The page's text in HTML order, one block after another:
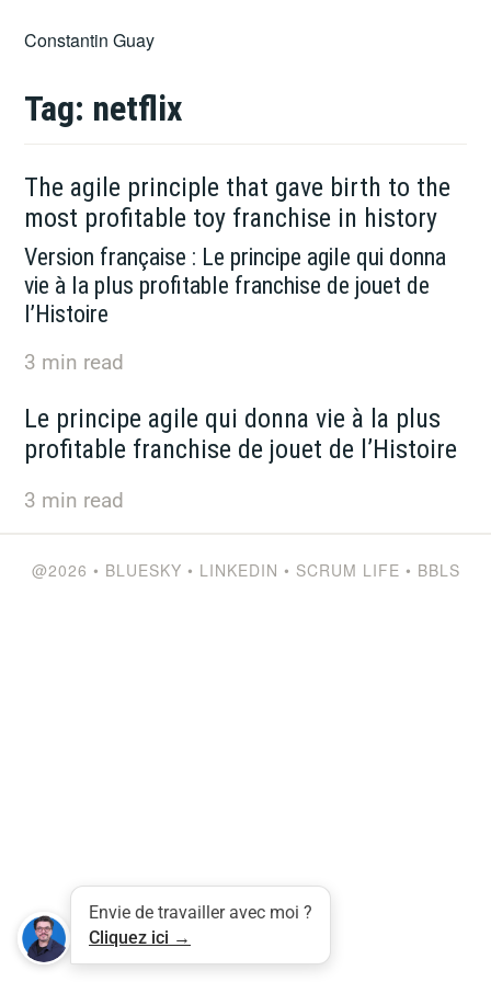
Constantin Guay
Tag: netflix
The agile principle that gave birth to the
most profitable toy franchise in history
Version française : Le principe agile qui donna
vie à la plus profitable franchise de jouet de
l’Histoire
3 min read
Le principe agile qui donna vie à la plus
profitable franchise de jouet de l’Histoire
3 min read
@2026 • BLUESKY • LINKEDIN • SCRUM LIFE • BBLS
Envie de travailler avec moi ?
Cliquez ici →